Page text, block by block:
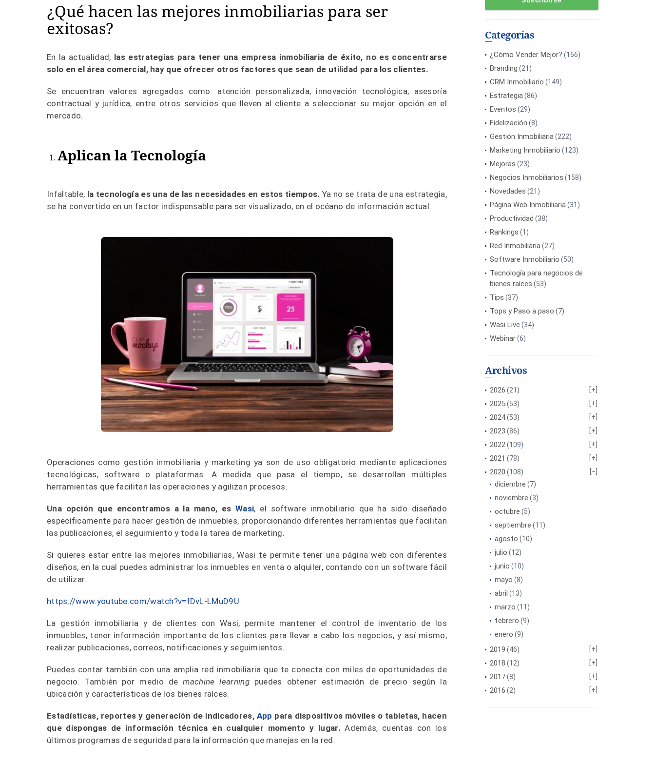
¿Qué hacen las mejores inmobiliarias para ser
exitosas?
En la actualidad, las estrategias para tener una empresa inmobiliaria de éxito, no es concentrarse
solo en el área comercial, hay que ofrecer otros factores que sean de utilidad para los clientes.
Se encuentran valores agregados como: atención personalizada, innovación tecnológica, asesoría
contractual y jurídica, entre otros servicios que lleven al cliente a seleccionar su mejor opción en el
mercado.
Aplican la Tecnología
Infaltable, la tecnología es una de las necesidades en estos tiempos. Ya no se trata de una estrategia,
se ha convertido en un factor indispensable para ser visualizado, en el océano de información actual.
Operaciones como gestión inmobiliaria y marketing ya son de uso obligatorio mediante aplicaciones
tecnológicas, software o plataformas. A medida que pasa el tiempo, se desarrollan múltiples
herramientas que facilitan las operaciones y agilizan procesos.
Una opción que encontramos a la mano, esWasi, el software inmobiliario que ha sido diseñado
específicamente para hacer gestión de inmuebles, proporcionando diferentes herramientas que facilitan
las publicaciones, el seguimiento y toda la tarea de marketing.
Si quieres estar entre las mejores inmobiliarias, Wasi te permite tener una página web con diferentes
diseños, en la cual puedes administrar los inmuebles en venta o alquiler, contando con un software fácil
de utilizar.
https://www.youtube.com/watch?v=fDvL-LMuD9U
La gestión inmobiliaria y de clientes con Wasi, permite mantener el control de inventario de los
inmuebles, tener información importante de los clientes para llevar a cabo los negocios, y así mismo,
realizar publicaciones, correos, notificaciones y seguimientos.
Puedes contar también con una amplia red inmobiliaria que te conecta con miles de oportunidades de
negocio. También por medio demachine learningpuedes obtener estimación de precio según la
ubicación y características de los bienes raíces.
Estadísticas, reportes y generación de indicadores, App para dispositivos móviles o tabletas, hacen
que dispongas de información técnica en cualquier momento y lugar. Además, cuentas con los
últimos programas de seguridad para la información que manejas en la red.
Categorías
¿Cómo Vender Mejor? (166)
Branding (21)
CRM Inmobiliario (149)
Estrategia(86)
Eventos (29)
Fidelización (8)
Gestión Inmobiliaria(222)
Marketing Inmobiliario (123)
Mejoras (23)
Negocios Inmobiliarios (158)
Novedades (21)
Página Web Inmobiliaria(31)
Productividad (38)
Rankings (1)
Red Inmobiliaria(27)
Software Inmobiliario (50)
Tecnología para negocios de
bienes raíces (53)
Tips (37)
Tops y Paso a paso (7)
Wasi Live (34)
Webinar(6)
Archivos
2026 (21)
2025(53)
2024(53)
2023 (86)
2022(109)
2021 (78)
2020 (108)
diciembre (7)
noviembre (3)
octubre (5)
septiembre (11)
agosto (10)
julio (12)
junio (10)
mayo (8)
abril (13)
marzo (11)
febrero (9)
enero (9)
2019 (46)
2018 (12)
2017(8)
2016 (2)